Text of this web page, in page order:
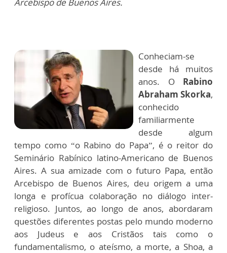
Conheciam-se
desde há muitos
anos. O Rabino
Abraham Skorka,
conhecido
familiarmente
desde algum
tempo como “o Rabino do Papa”, é o reitor do
Seminário Rabínico latino-Americano de Buenos
Aires. A sua amizade com o futuro Papa, então
Arcebispo de Buenos Aires, deu origem a uma
longa e profícua colaboração no diálogo inter-
religioso. Juntos, ao longo de anos, abordaram
questões diferentes postas pelo mundo moderno
aos Judeus e aos Cristãos tais como o
fundamentalismo, o ateísmo, a morte, a Shoa, a